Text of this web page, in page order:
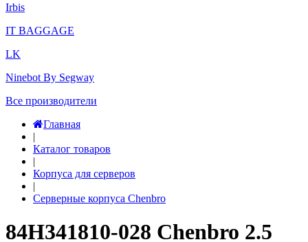
Irbis
IT BAGGAGE
LK
Ninebot By Segway
Все производители
Главная
|
Каталог товаров
|
Корпуса для серверов
|
Серверные корпуса Chenbro
84H341810-028 Chenbro 2.5